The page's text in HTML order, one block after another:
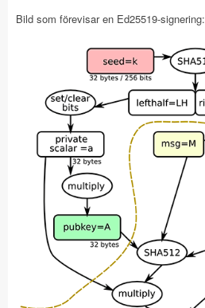
Bild som förevisar en Ed25519-signering: